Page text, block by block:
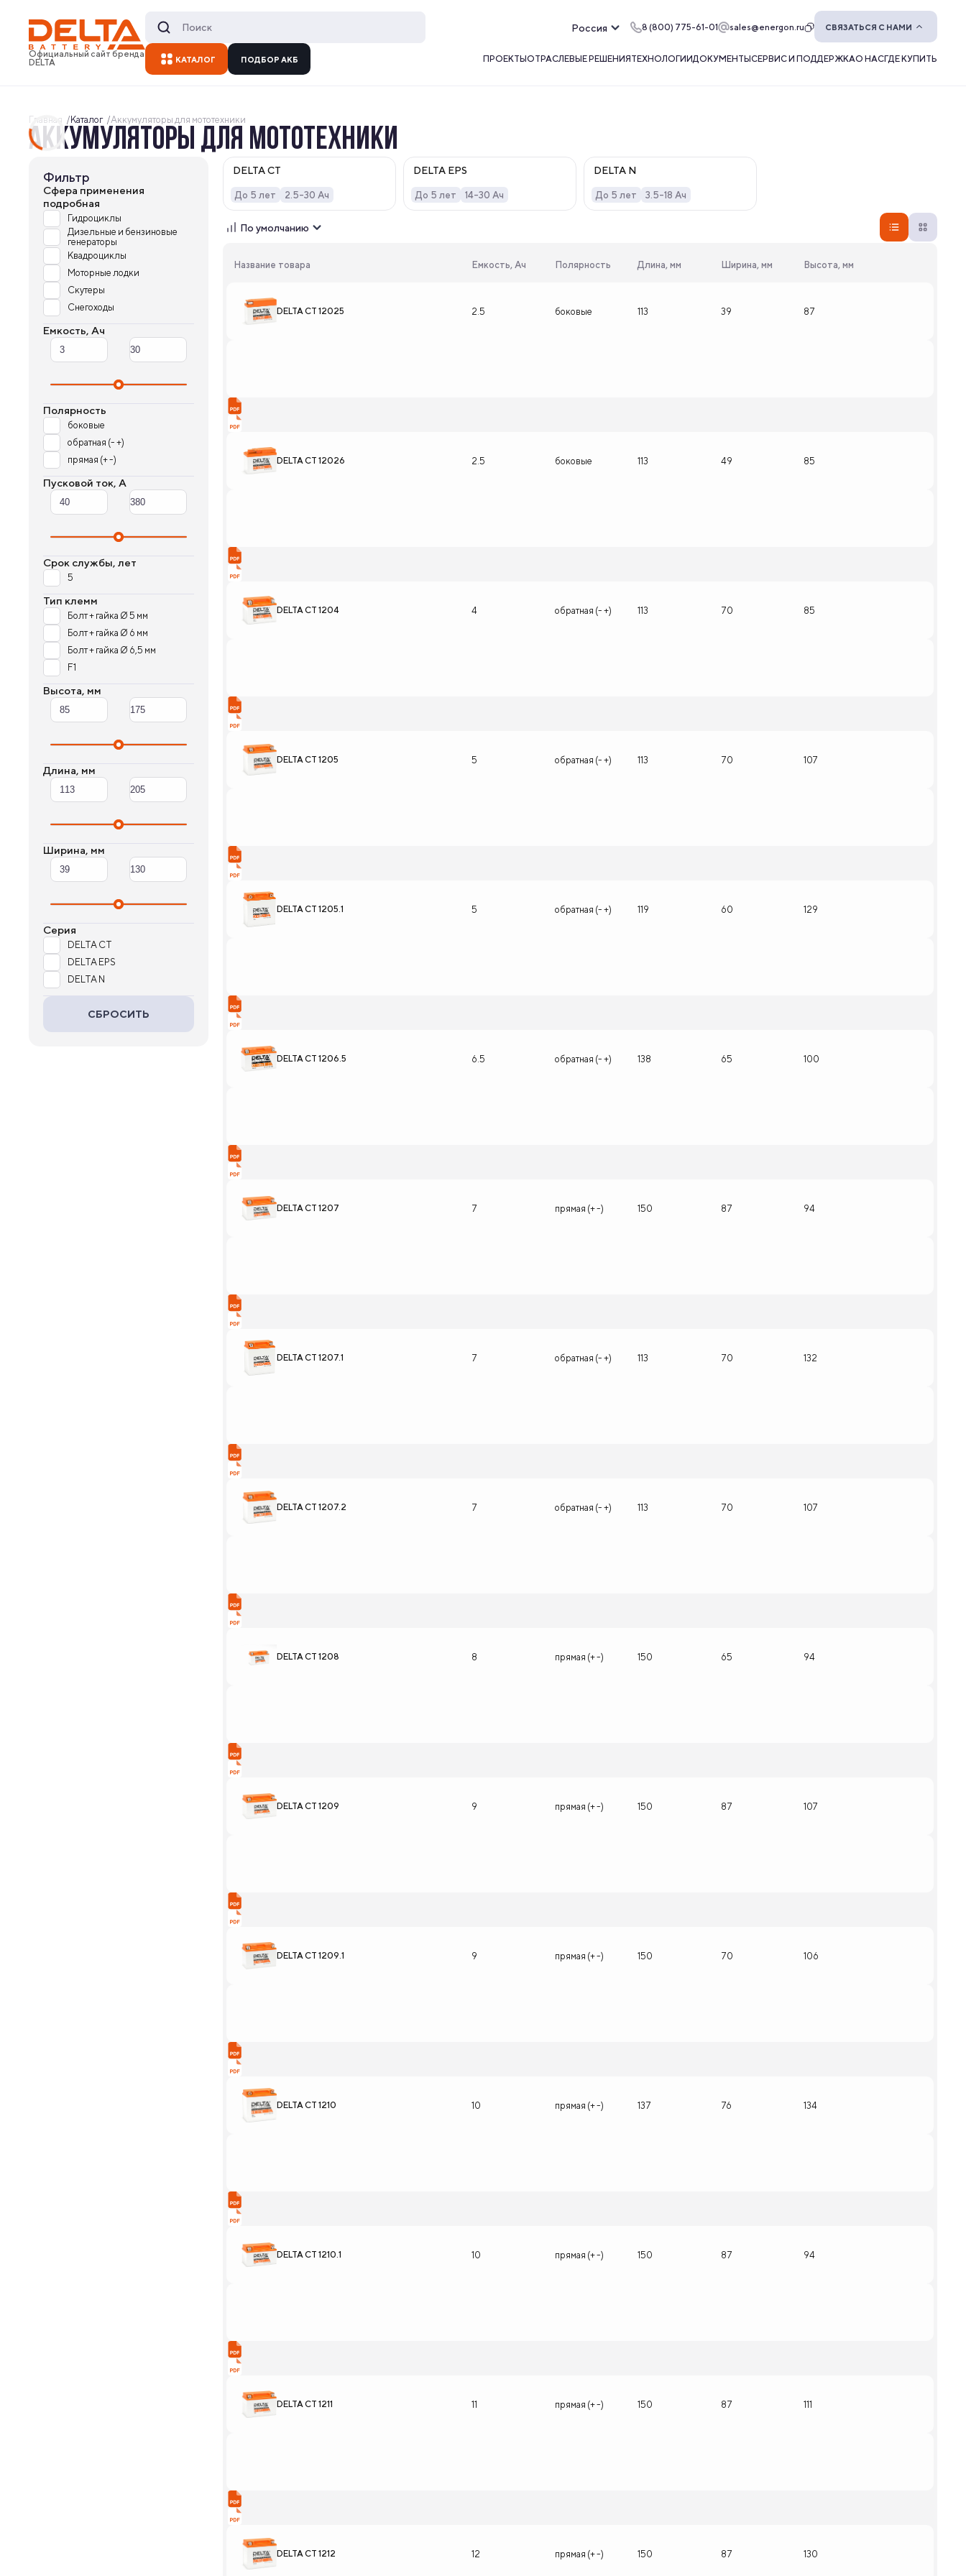
Официальный сайт бренда
DELTA
Россия 8 (800) 775-61-01 sales@energon.ru СВЯЗАТЬСЯ С НАМИ
КАТАЛОГ ПОДБОР АКБ ПРОЕКТЫОТРАСЛЕВЫЕ РЕШЕНИЯТЕХНОЛОГИИДОКУМЕНТЫСЕРВИС И ПОДДЕРЖКАО НАСГДЕ КУПИТЬ
Главная Каталог Аккумуляторы для мототехники
АККУМУЛЯТОРЫ ДЛЯ МОТОТЕХНИКИ
Фильтр
Cфера применения
подробная
Гидроциклы
Дизельные и бензиновые
генераторы
Квадроциклы
Моторные лодки
Скутеры
Снегоходы
Емкость, Ач
Полярность
боковые
обратная (- +)
прямая (+ -)
Пусковой ток, А
Срок службы, лет
5
Тип клемм
Болт + гайка Ø 5 мм
Болт + гайка Ø 6 мм
Болт + гайка Ø 6,5 мм
F1
Высота, мм
Длина, мм
Ширина, мм
Серия
DELTA CT
DELTA EPS
DELTA N
СБРОСИТЬ
DELTA CT
До 5 лет 2.5-30 Ач
DELTA EPS
До 5 лет 14-30 Ач
DELTA N
До 5 лет 3.5-18 Ач
По умолчанию
Название товара Емкость, Ач Полярность Длина, мм Ширина, мм Высота, мм
DELTA CT 12025 2.5 боковые 113 39 87
DELTA CT 12026 2.5 боковые 113 49 85
DELTA CT 1204 4 обратная (- +) 113 70 85
DELTA CT 1205 5 обратная (- +) 113 70 107
DELTA CT 1205.1 5 обратная (- +) 119 60 129
DELTA CT 1206.5 6.5 обратная (- +) 138 65 100
DELTA CT 1207 7 прямая (+ -) 150 87 94
DELTA CT 1207.1 7 обратная (- +) 113 70 132
DELTA CT 1207.2 7 обратная (- +) 113 70 107
DELTA CT 1208 8 прямая (+ -) 150 65 94
DELTA CT 1209 9 прямая (+ -) 150 87 107
DELTA CT 1209.1 9 прямая (+ -) 150 70 106
DELTA CT 1210 10 прямая (+ -) 137 76 134
DELTA CT 1210.1 10 прямая (+ -) 150 87 94
DELTA CT 1211 11 прямая (+ -) 150 87 111
DELTA CT 1212 12 прямая (+ -) 150 87 130